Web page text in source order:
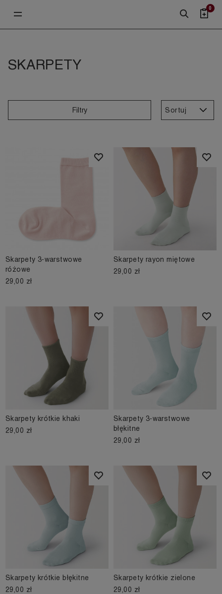
0
SKARPETY
Filtry Sortuj
Skarpety 3-warstwowe
różowe
29,00 zł
Skarpety rayon miętowe
29,00 zł
Skarpety krótkie khaki
29,00 zł
Skarpety 3-warstwowe
błękitne
29,00 zł
Skarpety krótkie błękitne
29,00 zł
Skarpety krótkie zielone
29,00 zł